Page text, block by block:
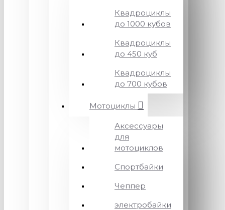
Квадроциклы
до 1000 кубов
Квадроциклы
до 450 куб
Квадроциклы
до 700 кубов
Мотоциклы
Аксессуары
для
мотоциклов
Спортбайки
Чеппер
электробайки